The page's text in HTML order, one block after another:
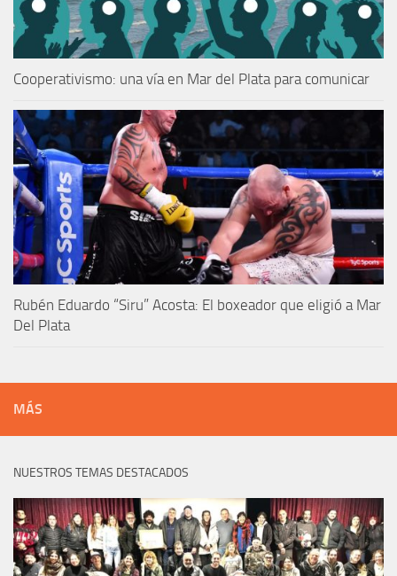
Cooperativismo: una vía en Mar del Plata para comunicar
Rubén Eduardo “Siru” Acosta: El boxeador que eligió a Mar
Del Plata
MÁS
NUESTROS TEMAS DESTACADOS